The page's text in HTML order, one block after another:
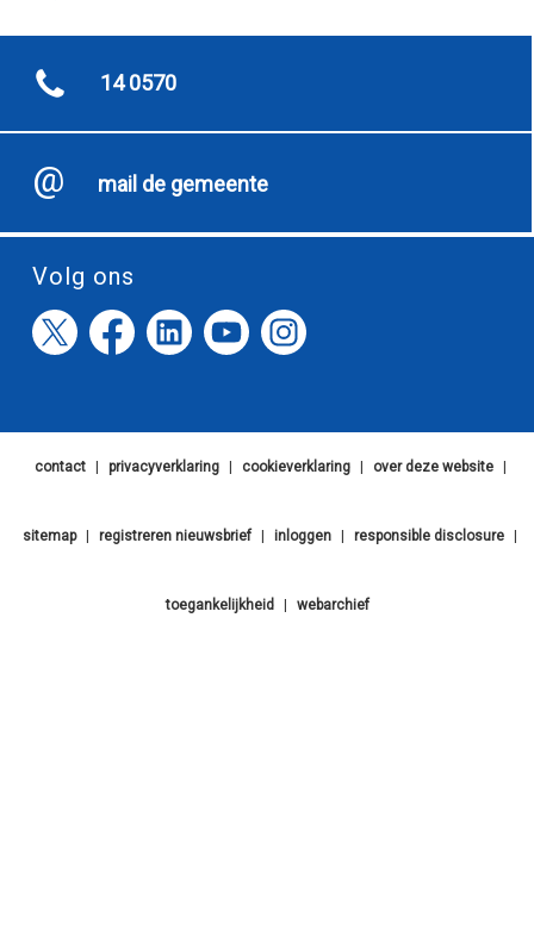
14 0570
mail de gemeente
Volg ons
contact privacyverklaring cookieverklaring over deze website
sitemap registreren nieuwsbrief inloggen responsible disclosure
toegankelijkheid webarchief